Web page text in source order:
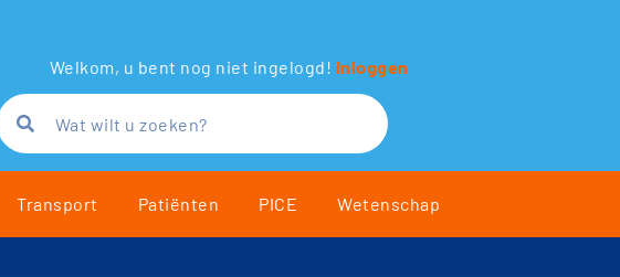
Welkom, u bent nog niet ingelogd! Inloggen
Transport Patiënten PICE Wetenschap